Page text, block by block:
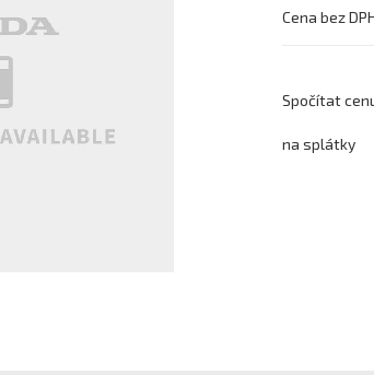
Cena bez
Spočítat
na splátky